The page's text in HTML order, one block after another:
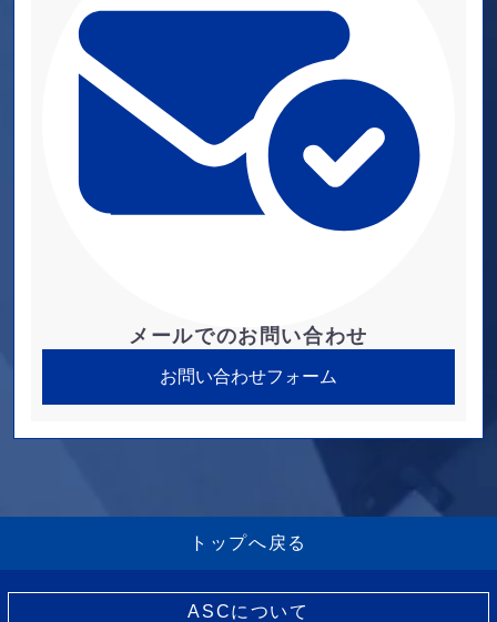
メールでのお問い合わせ
お問い合わせフォーム
トップへ戻る
ASCについて